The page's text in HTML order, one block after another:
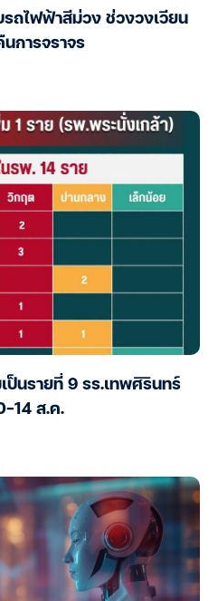
ถไฟฟ้าสีม่วง ช่วงวงเวียน
การจราจร
ป็นรายที่ 9 รร.เทพศิรินทร์
14 ส.ค.